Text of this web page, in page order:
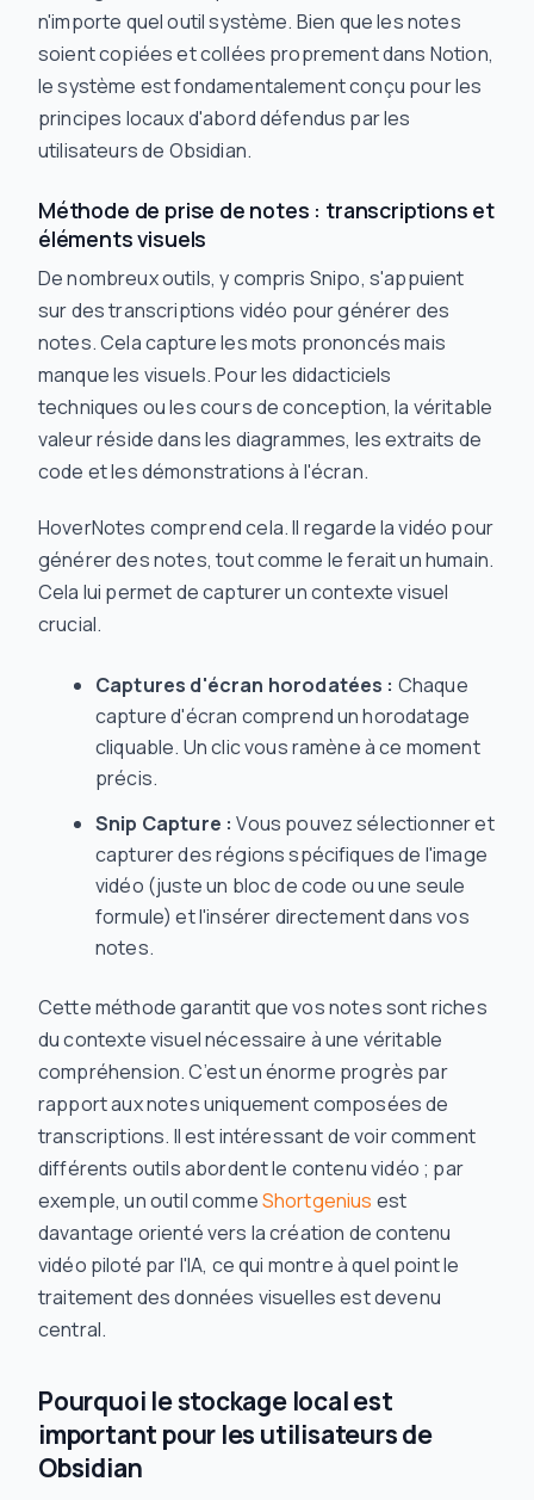
n'importe quel outil système. Bien que les notes
soient copiées et collées proprement dans Notion,
le système est fondamentalement conçu pour les
principes locaux d'abord défendus par les
utilisateurs de Obsidian.
Méthode de prise de notes : transcriptions et
éléments visuels
De nombreux outils, y compris Snipo, s'appuient
sur des transcriptions vidéo pour générer des
notes. Cela capture les mots prononcés mais
manque les visuels. Pour les didacticiels
techniques ou les cours de conception, la véritable
valeur réside dans les diagrammes, les extraits de
code et les démonstrations à l'écran.
HoverNotes comprend cela. Il regarde la vidéo pour
générer des notes, tout comme le ferait un humain.
Cela lui permet de capturer un contexte visuel
crucial.
Captures d'écran horodatées : Chaque
capture d'écran comprend un horodatage
cliquable. Un clic vous ramène à ce moment
précis.
Snip Capture : Vous pouvez sélectionner et
capturer des régions spécifiques de l'image
vidéo (juste un bloc de code ou une seule
formule) et l'insérer directement dans vos
notes.
Cette méthode garantit que vos notes sont riches
du contexte visuel nécessaire à une véritable
compréhension. C’est un énorme progrès par
rapport aux notes uniquement composées de
transcriptions. Il est intéressant de voir comment
différents outils abordent le contenu vidéo ; par
exemple, un outil commeShortgenius est
davantage orienté vers lacréation de contenu
vidéo piloté par l'IA, ce qui montre à quel point le
traitement des données visuelles est devenu
central.
Pourquoi le stockage local est
important pour les utilisateurs de
Obsidian